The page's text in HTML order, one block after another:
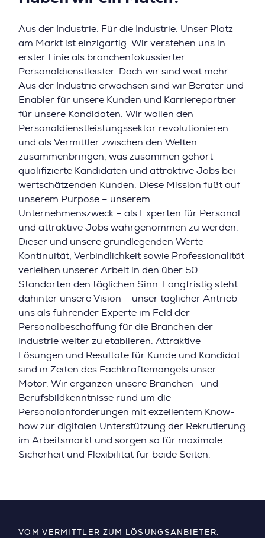
Aus der Industrie. Für die Industrie. Unser Platz
am Markt ist einzigartig. Wir verstehen uns in
erster Linie als branchenfokussierter
Personaldienstleister. Doch wir sind weit mehr.
Aus der Industrie erwachsen sind wir Berater und
Enabler für unsere Kunden und Karrierepartner
für unsere Kandidaten. Wir wollen den
Personaldienstleistungssektor revolutionieren
und als Vermittler zwischen den Welten
zusammenbringen, was zusammen gehört –
qualifizierte Kandidaten und attraktive Jobs bei
wertschätzenden Kunden. Diese Mission fußt auf
unserem Purpose – unserem
Unternehmenszweck – als Experten für Personal
und attraktive Jobs wahrgenommen zu werden.
Dieser und unsere grundlegenden Werte
Kontinuität, Verbindlichkeit sowie Professionalität
verleihen unserer Arbeit in den über 50
Standorten den täglichen Sinn. Langfristig steht
dahinter unsere Vision – unser täglicher Antrieb –
uns als führender Experte im Feld der
Personalbeschaffung für die Branchen der
Industrie weiter zu etablieren. Attraktive
Lösungen und Resultate für Kunde und Kandidat
sind in Zeiten des Fachkräftemangels unser
Motor. Wir ergänzen unsere Branchen- und
Berufsbildkenntnisse rund um die
Personalanforderungen mit exzellentem Know-
how zur digitalen Unterstützung der Rekrutierung
im Arbeitsmarkt und sorgen so für maximale
Sicherheit und Flexibilität für beide Seiten.
VOM VERMITTLER ZUM LÖSUNGSANBIETER.